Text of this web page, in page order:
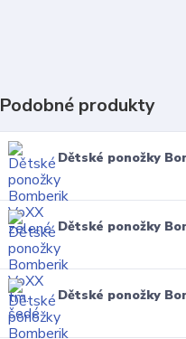
Podobné produkty
Dětské ponožky
Dětské ponožky
Dětské ponožky